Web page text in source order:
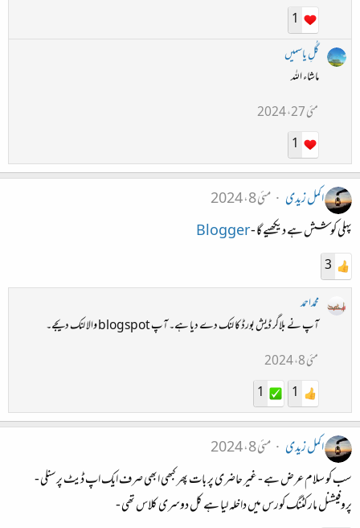
1
گُلِ یاسمیں
ماشاء اللہ
مئی 27، 2024
1
اکمل زیدی
مئی 8، 2024
پہلی کوشش ہے دیکھیے گا -Blogger
3
محمداحمد
آپ نے بلاگر ڈیش بورڈ کا لنک دے دیا ہے۔ آپ blogspot والا لنک دیجے۔
مئی 8، 2024
1
1
اکمل زیدی
مئی 8، 2024
سب کو سلام عرض ہے - غیر حاضری پر بات پھر کبھی ابھی صرف ایک اپ ڈیٹ پرسنلی -
پروفیشنل مارکٹنگ کورس میں داخلہ لیا ہے کل دوسری کلاس تھی -